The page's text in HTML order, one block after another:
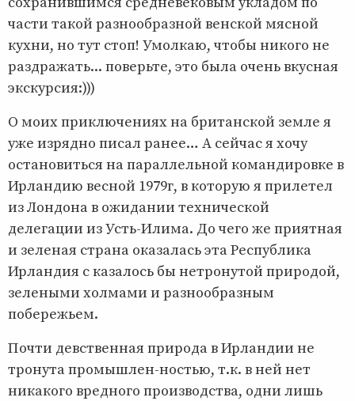
части такой разнообразной венской мясной
кухни, но тут стоп! Умолкаю, чтобы никого не
раздражать... поверьте, это была очень вкусная
экскурсия:)))
О моих приключениях на британской земле я
уже изрядно писал ранее… А сейчас я хочу
остановиться на параллельной командировке в
Ирландию весной 1979г, в которую я прилетел
из Лондона в ожидании технической
делегации из Усть-Илима. До чего же приятная
и зеленая страна оказалась эта Республика
Ирландия с казалось бы нетронутой природой,
зелеными холмами и разнообразным
побережьем.
Почти девственная природа в Ирландии не
тронута промышлен-ностью, т.к. в ней нет
никакого вредного производства, одни лишь